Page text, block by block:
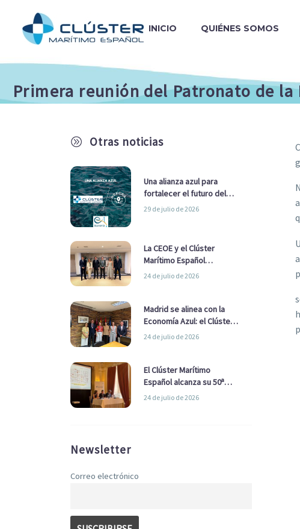
INICIO QUIÉNES SOMOS
Primera reunión del Patronato de
A Otras noticias
Una alianza azul para
fortalecer el futuro del
sector marítimo
29 de julio de 2026
La CEOE y el Clúster
Marítimo Español
refuerzan su alianza para
24 de julio de 2026
Madrid se alinea con la
Economía Azul: el Clúster
Marítimo Español y la Real
Ayuntamiento
24 de julio de 2026
El Clúster Marítimo
Español alcanza su 50ª
Asamblea reafirmando su
24 de julio de 2026
Newsletter
Correo electrónico